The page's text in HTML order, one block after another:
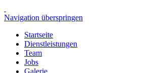
Navigation überspringen
Startseite
Dienstleistungen
Team
Jobs
Galerie